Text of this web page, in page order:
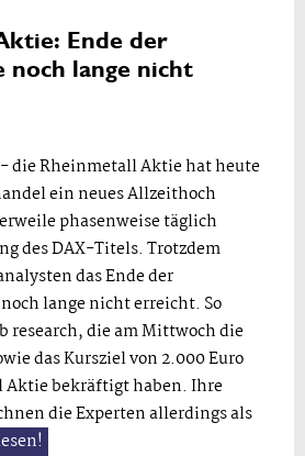
Ende der
noch lange nicht
die Rheinmetall Aktie hat heute
ein neues Allzeithoch
phasenweise täglich
des DAX-Titels. Trotzdem
das Ende der
lange nicht erreicht. So
research, die am Mittwoch die
das Kursziel von 2.000 Euro
bekräftigt haben. Ihre
die Experten allerdings als